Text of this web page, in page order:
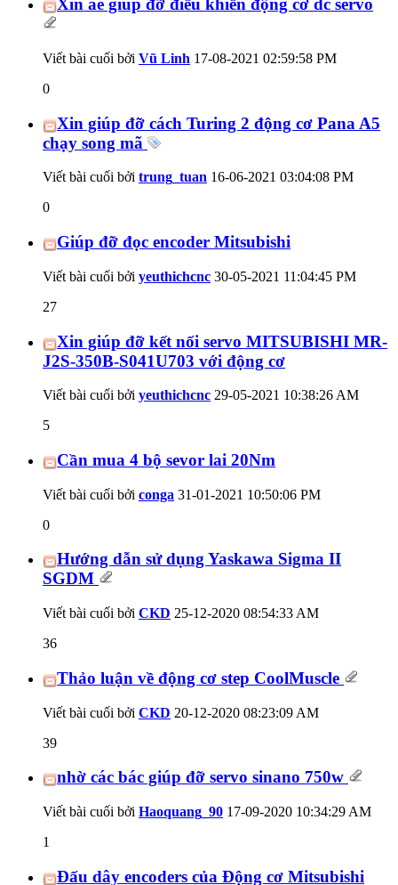
Xin ae giúp đỡ điều khiển động cơ dc servo
Viết bài cuối bởi Vũ Linh 17-08-2021 02:59:58 PM
0
Xin giúp đỡ cách Turing 2 động cơ Pana A5
chạy song mã
Viết bài cuối bởi trung_tuan 16-06-2021 03:04:08 PM
0
Giúp đỡ đọc encoder Mitsubishi
Viết bài cuối bởi yeuthichcnc 30-05-2021 11:04:45 PM
27
Xin giúp đỡ kết nối servo MITSUBISHI MR-
J2S-350B-S041U703 với động cơ
Viết bài cuối bởi yeuthichcnc 29-05-2021 10:38:26 AM
5
Cần mua 4 bộ sevor lai 20Nm
Viết bài cuối bởi conga 31-01-2021 10:50:06 PM
0
Hướng dẫn sử dụng Yaskawa Sigma II
SGDM
Viết bài cuối bởi CKD 25-12-2020 08:54:33 AM
36
Thảo luận về động cơ step CoolMuscle
Viết bài cuối bởi CKD 20-12-2020 08:23:09 AM
39
nhờ các bác giúp đỡ servo sinano 750w
Viết bài cuối bởi Haoquang_90 17-09-2020 10:34:29 AM
1
Đấu dây encoders của Động cơ Mitsubishi